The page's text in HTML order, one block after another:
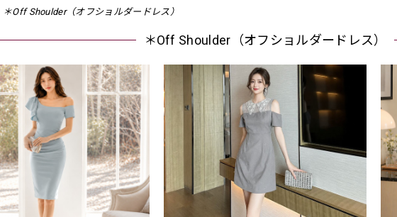
＊Off Shoulder（オフショルダードレス）
＊Off Shoulder（オフショルダードレス）